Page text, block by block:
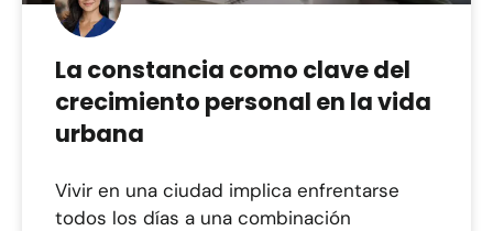
La constancia como clave del
crecimiento personal en la vida
urbana
Vivir en una ciudad implica enfrentarse
todos los días a una combinación